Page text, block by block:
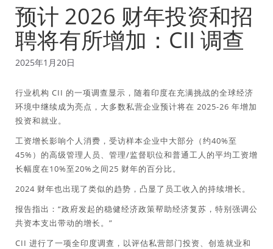
预计 2026 财年投资和招
聘将有所增加：CII 调查
2025年1月20日
行业机构 CII 的一项调查显示，随着印度在充满挑战的全球经济
环境中继续成为亮点，大多​​数私营企业预计将在 2025-26 年增加
投资和就业。
工资增长影响个人消费，受访样本企业中大部分（约40%至
45%）的高级管理人员、管理/监督职位和普通工人的平均工资增
长幅度在10%至20%之间25 财年的百分比。
2024 财年也出现了类似的趋势，凸显了员工收入的持续增长。
报告指出：“政府发起的稳健经济政策帮助经济复苏，特别强调公
共资本支出带动的增长。”
CII 进行了一项全印度调查，以评估私营部门投资、创造就业和